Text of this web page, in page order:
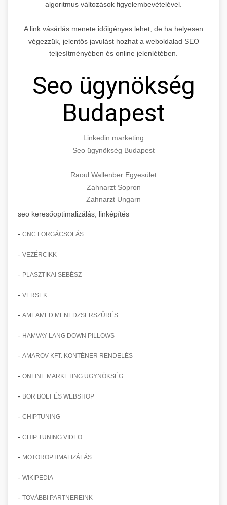
algoritmus változások figyelembevételével.
A link vásárlás menete időigényes lehet, de ha helyesen
végezzük, jelentős javulást hozhat a weboldalad SEO
teljesítményében és online jelenlétében.
Seo ügynökség
Budapest
Linkedin marketing
Seo ügynökség Budapest
Raoul Wallenber Egyesület
Zahnarzt Sopron
Zahnarzt Ungarn
seo keresőoptimalizálás, linképítés
- CNC FORGÁCSOLÁS
- VEZÉRCIKK
- PLASZTIKAI SEBÉSZ
- VERSEK
- AMEAMED MENEDZSERSZŰRÉS
- HAMVAY LANG DOWN PILLOWS
- AMAROV KFT. KONTÉNER RENDELÉS
- ONLINE MARKETING ÜGYNÖKSÉG
- BOR BOLT ÉS WEBSHOP
- CHIPTUNING
- CHIP TUNING VIDEO
- MOTOROPTIMALIZÁLÁS
- WIKIPEDIA
- TOVÁBBI PARTNEREINK